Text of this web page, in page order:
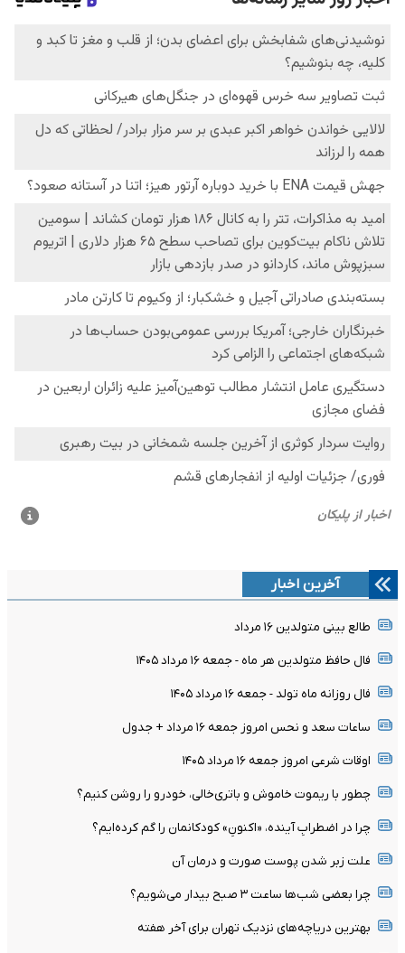
آخرین اخبار
طالع بینی متولدین ۱۶ مرداد
فال حافظ متولدین هر ماه - جمعه ۱۶ مرداد ۱۴۰۵
فال روزانه ماه تولد - جمعه ۱۶ مرداد ۱۴۰۵
ساعات سعد و نحس امروز جمعه ۱۶ مرداد + جدول
اوقات شرعی امروز جمعه ۱۶ مرداد ۱۴۰۵
چطور با ریموت خاموش و باتری‌خالی، خودرو را روشن کنیم؟
چرا در اضطرابِ آینده، «اکنونِ» کودکانمان را گم کرده‌ایم؟
علت زبر شدن پوست صورت و درمان آن
چرا بعضی شب‌ها ساعت ۳ صبح بیدار می‌شویم؟
بهترین دریاچه‌های نزدیک تهران برای آخر هفته